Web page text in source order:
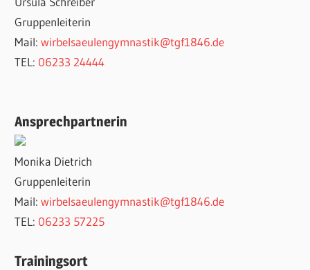
Gruppenleiterin
Mail:wirbelsaeulengymnastik@tgf1846.de
TEL: 06233 24444
Ansprechpartnerin
Monika Dietrich
Gruppenleiterin
Mail:wirbelsaeulengymnastik@tgf1846.de
TEL: 06233 57225
Trainingsort